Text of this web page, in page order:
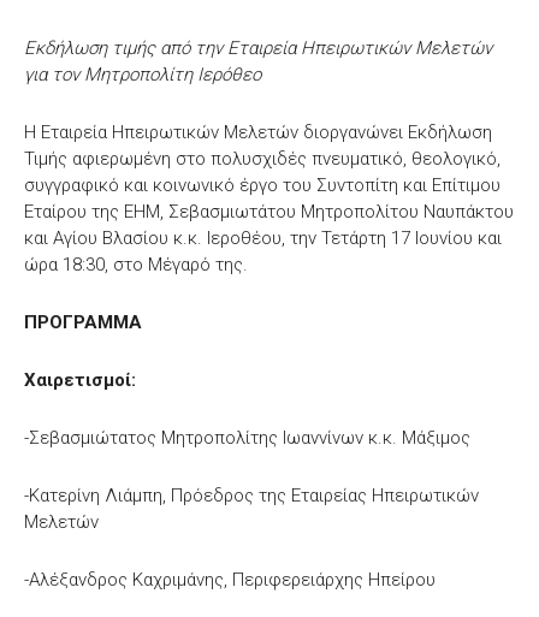
Εκδήλωση τιμής από την Εταιρεία Ηπειρωτικών Μελετών
για τον Μητροπολίτη Ιερόθεο
Η Εταιρεία Ηπειρωτικών Μελετών διοργανώνει Εκδήλωση
Τιμής αφιερωμένη στο πολυσχιδές πνευματικό, θεολογικό,
συγγραφικό και κοινωνικό έργο του Συντοπίτη και Επίτιμου
Εταίρου της ΕΗΜ, Σεβασμιωτάτου Μητροπολίτου Ναυπάκτου
και Αγίου Βλασίου κ.κ. Ιεροθέου, την Τετάρτη 17 Ιουνίου και
ώρα 18:30, στο Μέγαρό της.
ΠΡΟΓΡΑΜΜΑ
Χαιρετισμοί:
-Σεβασμιώτατος Μητροπολίτης Ιωαννίνων κ.κ. Μάξιμος
-Κατερίνη Λιάμπη, Πρόεδρος της Εταιρείας Ηπειρωτικών
Μελετών
-Αλέξανδρος Καχριμάνης, Περιφερειάρχης Ηπείρου